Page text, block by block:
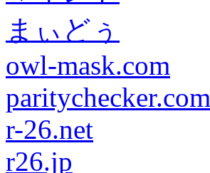
まぃどぅ
owl-mask.com
paritychecker.com
r-26.net
r26.jp